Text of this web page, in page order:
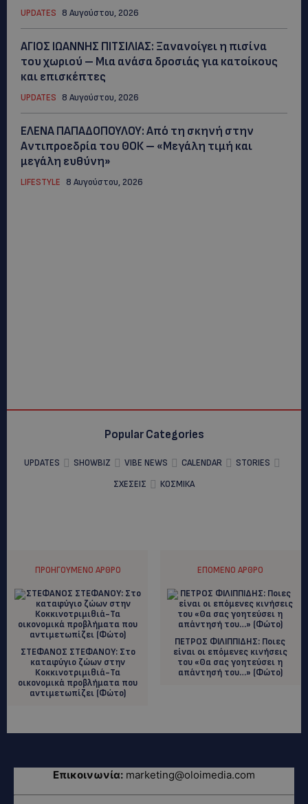
UPDATES 8 Αυγούστου, 2026
ΑΓΙΟΣ ΙΩΑΝΝΗΣ ΠΙΤΣΙΛΙΑΣ: Ξανανοίγει η πισίνα
του χωριού – Μια ανάσα δροσιάς για κατοίκους
και επισκέπτες
UPDATES 8 Αυγούστου, 2026
ΕΛΕΝΑ ΠΑΠΑΔΟΠΟΥΛΟΥ: Από τη σκηνή στην
Αντιπροεδρία του ΘΟΚ – «Μεγάλη τιμή και
μεγάλη ευθύνη»
LIFESTYLE 8 Αυγούστου, 2026
Popular Categories
UPDATES SHOWBIZ VIBE NEWS CALENDAR
STORIES
ΣΧΕΣΕΙΣ
ΚΟΣΜΙΚΑ
ΠΡΟΗΓΟΎΜΕΝΟ ΆΡΘΡΟ
ΣΤΕΦΑΝΟΣ ΣΤΕΦΑΝΟΥ: Στο
καταφύγιο ζώων στην
Κοκκινοτριμιθιά-Τα
οικονομικά προβλήματα που
αντιμετωπίζει (Φώτο)
ΕΠΌΜΕΝΟ ΆΡΘΡΟ
ΠΕΤΡΟΣ ΦΙΛΙΠΠΙΔΗΣ: Ποιες
είναι οι επόμενες κινήσεις
του «Θα σας γοητεύσει η
απάντησή του…» (Φώτο)
Επικοινωνία: marketing@oloimedia.com